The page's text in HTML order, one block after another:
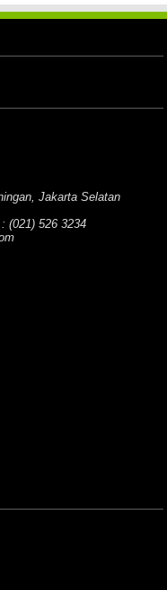
Jakarta Selatan
(021) 526 3234